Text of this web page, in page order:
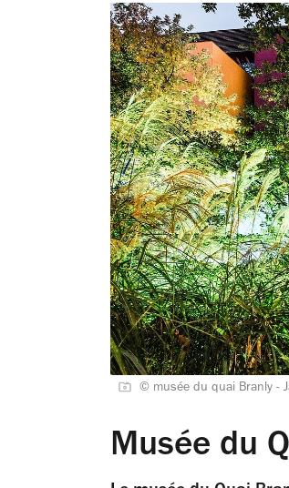
© musée du quai Branly -
Musée du